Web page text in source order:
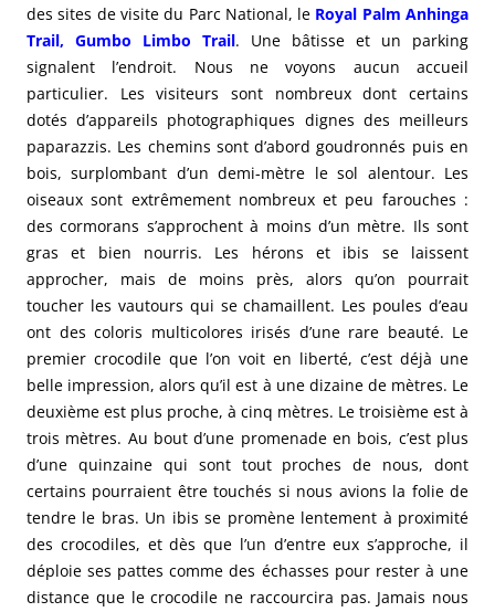
des sites de visite du Parc National, le Royal Palm Anhinga
Trail, Gumbo Limbo Trail. Une bâtisse et un parking
signalent l’endroit. Nous ne voyons aucun accueil
particulier. Les visiteurs sont nombreux dont certains
dotés d’appareils photographiques dignes des meilleurs
paparazzis. Les chemins sont d’abord goudronnés puis en
bois, surplombant d’un demi-mètre le sol alentour. Les
oiseaux sont extrêmement nombreux et peu farouches :
des cormorans s’approchent à moins d’un mètre. Ils sont
gras et bien nourris. Les hérons et ibis se laissent
approcher, mais de moins près, alors qu’on pourrait
toucher les vautours qui se chamaillent. Les poules d’eau
ont des coloris multicolores irisés d’une rare beauté. Le
premier crocodile que l’on voit en liberté, c’est déjà une
belle impression, alors qu’il est à une dizaine de mètres. Le
deuxième est plus proche, à cinq mètres. Le troisième est à
trois mètres. Au bout d’une promenade en bois, c’est plus
d’une quinzaine qui sont tout proches de nous, dont
certains pourraient être touchés si nous avions la folie de
tendre le bras. Un ibis se promène lentement à proximité
des crocodiles, et dès que l’un d’entre eux s’approche, il
déploie ses pattes comme des échasses pour rester à une
distance que le crocodile ne raccourcira pas. Jamais nous